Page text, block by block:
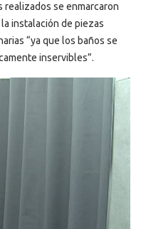
se enmarcaron
instalación de piezas
“ya que los baños se
inservibles”.